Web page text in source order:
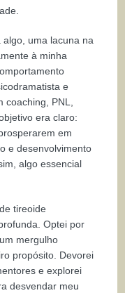
uma lacuna na
à minha
e
PNL,
era claro:
em
e desenvolvimento
algo essencial
tireoide
Optei por
mergulho
propósito. Devorei
e explorei
desvendar meu